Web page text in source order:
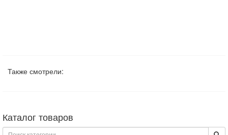
Также смотрели:
Каталог товаров